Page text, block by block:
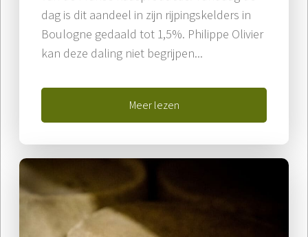
dag is dit aandeel in zijn rijpingskelders in
Boulogne gedaald tot 1,5%. Philippe Olivier
kan deze daling niet begrijpen...
Meer lezen